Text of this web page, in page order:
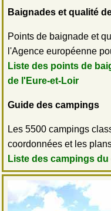
Baignades et qualité
Points de baignade et
l'Agence européenne
Liste des points de
de l'Eure-et-Loir
Guide des campings
Les 5500 campings
coordonnées et les
Liste des campings